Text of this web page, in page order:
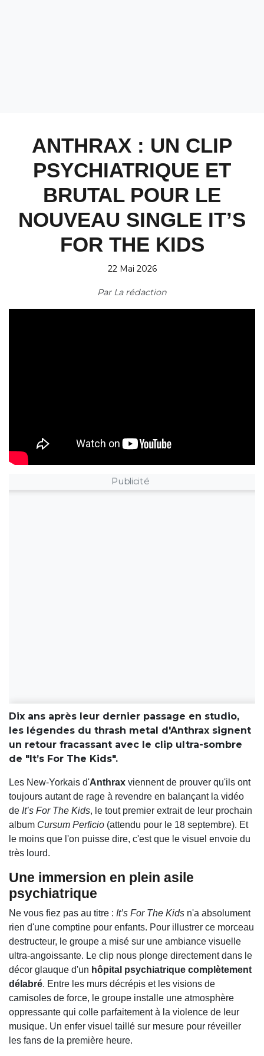
ANTHRAX : UN CLIP
PSYCHIATRIQUE ET
BRUTAL POUR LE
NOUVEAU SINGLE IT’S
FOR THE KIDS
22 Mai 2026
Par La rédaction
Publicité
Dix ans après leur dernier passage en studio,
les légendes du thrash metal d'Anthrax signent
un retour fracassant avec le clip ultra-sombre
de "It’s For The Kids".
Les New-Yorkais d'Anthrax viennent de prouver qu'ils ont
toujours autant de rage à revendre en balançant la vidéo
de It’s For The Kids, le tout premier extrait de leur prochain
album Cursum Perficio (attendu pour le 18 septembre). Et
le moins que l'on puisse dire, c'est que le visuel envoie du
très lourd.
Une immersion en plein asile
psychiatrique
Ne vous fiez pas au titre : It’s For The Kids n'a absolument
rien d'une comptine pour enfants. Pour illustrer ce morceau
destructeur, le groupe a misé sur une ambiance visuelle
ultra-angoissante. Le clip nous plonge directement dans le
décor glauque d'un hôpital psychiatrique complètement
délabré. Entre les murs décrépis et les visions de
camisoles de force, le groupe installe une atmosphère
oppressante qui colle parfaitement à la violence de leur
musique. Un enfer visuel taillé sur mesure pour réveiller
les fans de la première heure.